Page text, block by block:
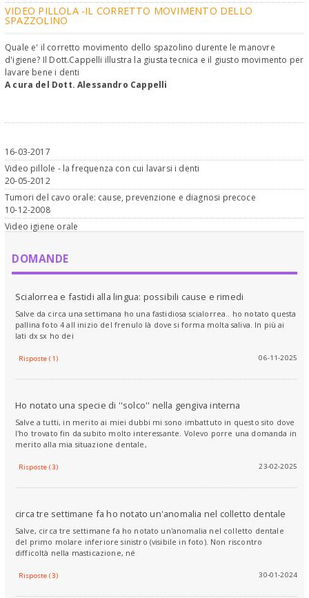
VIDEO PILLOLA -IL CORRETTO MOVIMENTO DELLO
SPAZZOLINO
Quale e' il corretto movimento dello spazolino durente le manovre
d'igiene? Il Dott.Cappelli illustra la giusta tecnica e il giusto movimento per
lavare bene i denti
A cura del Dott. Alessandro Cappelli
16-03-2017
Video pillole - la frequenza con cui lavarsi i denti
20-05-2012
Tumori del cavo orale: cause, prevenzione e diagnosi precoce
10-12-2008
Video igiene orale
DOMANDE
Scialorrea e fastidi alla lingua: possibili cause e rimedi
Salve da circa una settimana ho una fastidiosa scialorrea.. ho notato questa
pallina foto 4 all inizio del frenulo là dove si forma molta saliva. In più ai
lati dx sx ho dei
06-11-2025
Risposte (1)
Ho notato una specie di ''solco'' nella gengiva interna
Salve a tutti, in merito ai miei dubbi mi sono imbattuto in questo sito dove
l'ho trovato fin da subito molto interessante. Volevo porre una domanda in
merito alla mia situazione dentale,
23-02-2025
Risposte (3)
circa tre settimane fa ho notato un'anomalia nel colletto dentale
Salve, circa tre settimane fa ho notato un'anomalia nel colletto dentale
del primo molare inferiore sinistro (visibile in foto). Non riscontro
difficoltà nella masticazione, né
30-01-2024
Risposte (3)